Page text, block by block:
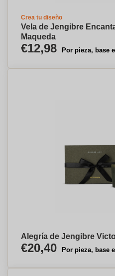
Crea tu diseño
Vela de Jengibre
Maqueda
€12,98 Por pieza, base
Alegría de Jengibre
€20,40 Por pieza, base